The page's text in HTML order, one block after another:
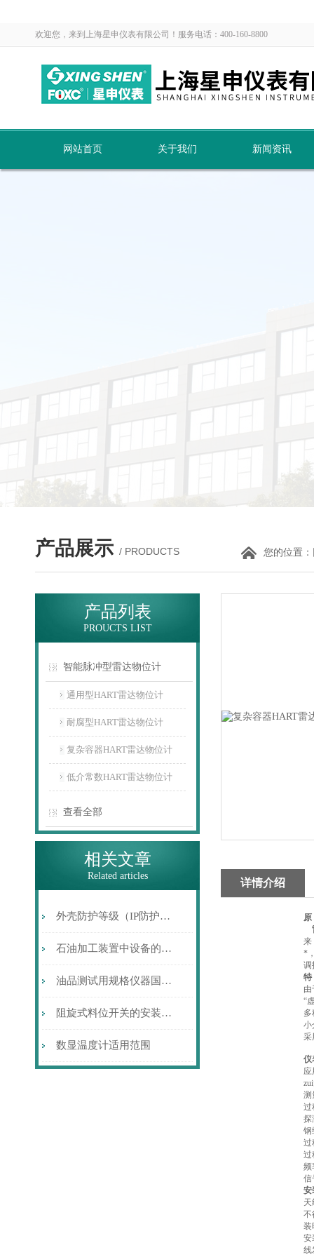
欢迎您，来到上海星申仪表有限公司！服务电话：400-160-8800
网站首页 关于我们 新闻资讯
产品展示 / PRODUCTS 您的位置：
产品列表
PROUCTS LIST
智能脉冲型雷达物位计
通用型HART雷达物位计
耐腐型HART雷达物位计
复杂容器HART雷达物位计
低介常数HART雷达物位计
查看全部
相关文章
Related articles
外壳防护等级（IP防护等级）代码
石油加工装置中设备的硫腐蚀与防护
油品测试用规格仪器国产化回眸
阻旋式料位开关的安装注意事项
数显温度计适用范围
详情介绍
原
来
*
调
特
由
“
小
采
仪
应
测
过
探
钢
过
过
频
信
安
不
装
安
线